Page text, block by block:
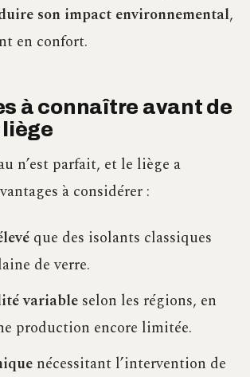
son impact environnemental,
en confort.
à connaître avant de
n’est parfait, et le liège a
à considérer :
que des isolants classiques
de verre.
variableselon les régions, en
production encore limitée.
nécessitant l’intervention de